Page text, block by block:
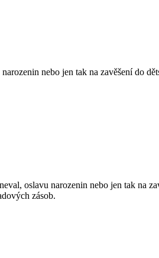
nebo jen tak na zavěšení do
oslavu narozenin nebo jen tak na
zásob.